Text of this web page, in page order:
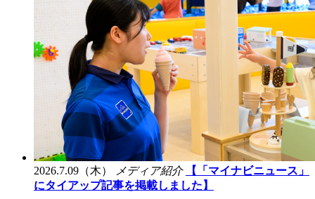
2026.7.09（木） メディア紹介
【「マイナビニュース」
にタイアップ記事を掲載しました】